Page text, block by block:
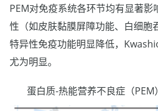
PEM对免疫系统各环节均有显著
性（如皮肤黏膜屏障功能、白细胞
特异性免疫功能明显降低，
尤为明显。
蛋白质-热能营养不良症（